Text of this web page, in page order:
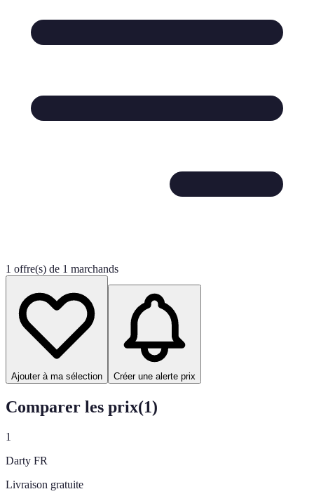
1 offre(s) de 1 marchands
Ajouter à ma sélection Créer une alerte prix
Comparer les prix(1)
1
Darty FR
Livraison gratuite